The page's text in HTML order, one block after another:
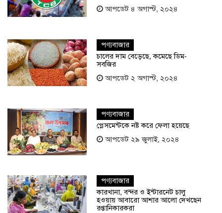
আপডেট ৪ অগাস্ট, ২০২৪
পণ্যবাজার
চালের দাম বেড়েছে, কমেছে ডিম-
সবজির
আপডেট ২ অগাস্ট, ২০২৪
পণ্যবাজার
প্লেসমেন্টকে নষ্ট করে ফেলা হয়েছে
আপডেট ২৯ জুলাই, ২০২৪
পণ্যবাজার
কারখানা, বন্দর ও ইন্টারনেট চালু
হওয়ায় আবারো আশার আলো দেখছেন
রপ্তানিকারকরা